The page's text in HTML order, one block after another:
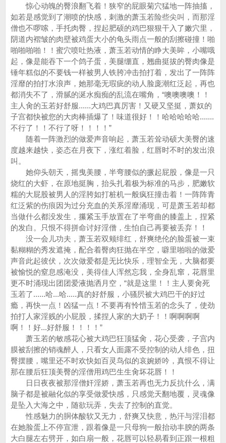
惊心动魄的臀浪翻飞着！狭窄的屁眼菊穴猛地一阵抽搐，
如若是感觉到了潮喷的快感，刺激的萧玉若险些尖叫，而那淫
僧也不啰嗦，手托肉臀，捏起肥硕的鸡巴狠狠干入了嫩穴里，
阴道内褶皱的肉壁被鸡蛋大小的龟头雨点一般的刮擦碰撞！啪
啪啪啪啪！！蜜穴喷吐热液，萧玉若动情的睁大美眸，小嘴哦
起，像是能吞下一个鸽子蛋，美腿绷直，翘曲挺拔的臀肉像是
锤年糕似的不要钱一样被男人铁胯冲击拍打着，发出了一阵阵
淫靡的拍打水浪声，她那毫无瑕疵的动人脸庞潮红泛起，再也
都消失不了，滑腻的涎水痴痴的乱流在嘴角，“噢噢噢噢！！
主人肏的玉若好舒服......大鸡巴真厉害！又硬又坚挺，萧奴的
子宫都快被您的大肉棒插爆了！味道很好！！哈哈哈哈哈.......
不行了！！不行了呀！！！！”
随着一阵激烈的做爱声音响起，萧玉若耸动硕大美臀的速
度越来越快，姿态在月夜下，涨红着脸，红唇时不时的发出浪
叫。
她仰头朝天，摇曳美腰，半弯腰似的撅起屁股，像是一只
烧红的大虾，在原地挺胸，抬头扎着极为标准的马步，肥嫩软
糯的大屁股被男人的淫胯如打桩机一般疯狂撞击着！一阵阵青
红泛紫的伤痕因为过分充血的关系淫靡涌现，可是萧玉若却都
当做什么都没发生，攥紧玉手放置在了半弯曲的膝盖上，捏紧
的发白。只恨不得拼命讨好淫僧，生怕自己再要被丢弃！！
没一会儿功夫，萧玉若双颊绯红，舒爽绝伦的脸蛋被一束
黏糊糊的秀发遮掩，配合着臀肉狂抛在半空，噼里啪啦的做爱
声音此起彼伏，次次做爱都是无比快乐，理智全无，大脑都要
被愉悦的窒息感淹没，美得佳人浑然忘我，全身乱窜，花唇里
更不时涌现出团团爱液抛洒月空，“就是这里！！主人要肏死
玉若了......哈...哈.....真的好舒服，小骚屄被大鸡巴干的好过
瘾，再快一点！凶猛一点！不要再有怜惜玉若的念头了，使劲
拍打人家淫贱的小屁股，揉捏人家的大奶子！！啊啊啊啊
啊！！好...好舒服！！！！”
萧玉若的敏感花心被大鸡巴狂顶猛肏，花心受袭，子宫内
膜被刮擦的销魂醉人，只看女人面露不受控制的动人绯色，扭
臀摆腰，嘴里还不时欢快如百灵鸟似的哀婉娇吟，真恨不得让
那在腰后狂顶美臀的淫僧用鸡巴生生肏坏花唇！！
日日夜夜被那淫僧奸淫娇，萧玉若再也无力反抗什么，满
脑子都是被融化似的享受做爱快感，只感觉天翻地覆，灵魂像
是坠入大海之中，随欲玩弄，失去了控制的直觉。
性感魅力的胴体酸软又无力，舒爽又快意，热汗与淫泪都
在她脸蛋上不停宣泄，跟着像是一只母狗一般抬动丰腴的两条
大白腿左右劈开，如白扇一般，花唇可以轻易看到正跟一根粗